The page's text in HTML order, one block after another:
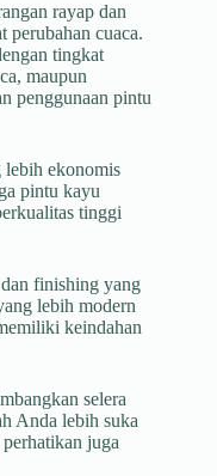
rayap dan
perubahan cuaca.
tingkat
maupun
penggunaan pintu
lebih ekonomis
pintu kayu
tinggi
finishing yang
lebih modern
keindahan
selera
Anda lebih suka
juga